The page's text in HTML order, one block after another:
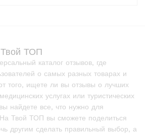
Твой ТОП
каталог отзывов, где
о самых разных товарах и
того, ищете ли вы отзывы о лучших
услугах или туристических
найдете все, что нужно для
Твой ТОП вы сможете поделиться
другим сделать правильный выбор, а